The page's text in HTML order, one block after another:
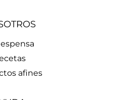
afines